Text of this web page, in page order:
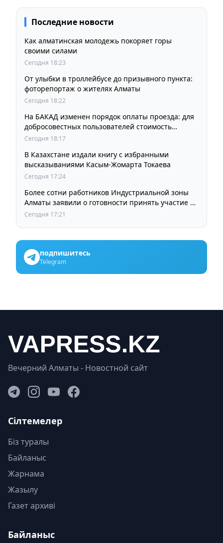
Последние новости
Как алматинская молодежь покоряет горы
своими силами
Сегодня 18:23
От улыбки в троллейбусе до призывного пункта:
фоторепортаж о жителях Алматы
Сегодня 18:22
На БАКАД изменен порядок оплаты проезда: для
добросовестных пользователей стоимость
остается прежней
Сегодня 18:17
В Казахстане издали книгу с избранными
высказываниями Касым-Жомарта Токаева
Сегодня 17:24
Более сотни работников Индустриальной зоны
Алматы заявили о готовности принять участие в
выборах членов Курылтая
Сегодня 17:21
подпишитесь
Telegram
Вечерний Алматы - Новостной сайт
Сілтемелер
Біз туралы
Байланыс
Жарнама
Жазылу
Газет архиві
Байланыс